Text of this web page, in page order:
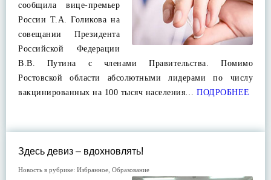
сообщила вице-премьер
России Т.А. Голикова на
совещании Президента
Российской Федерации
В.В. Путина с членами Правительства. Помимо
Ростовской области абсолютными лидерами по числу
вакцинированных на 100 тысяч населения… ПОДРОБНЕЕ
Здесь девиз – вдохновлять!
Новость в рубрике: Избранное Образование